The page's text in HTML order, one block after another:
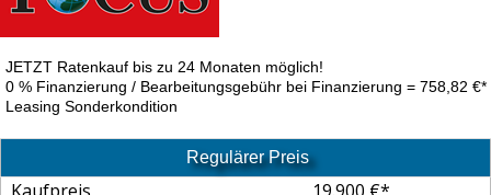
JETZT Ratenkauf bis zu 24 Monaten möglich!
0 % Finanzierung / Bearbeitungsgebühr bei Finanzierung = 758,82 €*
Leasing Sonderkondition
Regulärer Preis